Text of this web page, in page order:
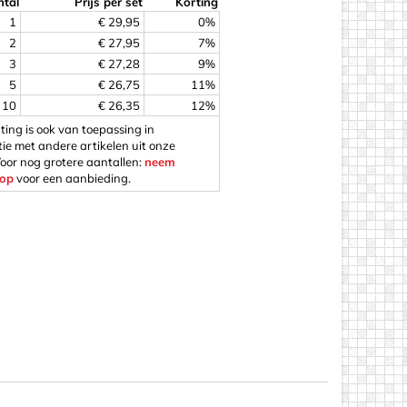
1
€ 29,95
0%
2
€ 27,95
7%
3
€ 27,28
9%
5
€ 26,75
11%
10
€ 26,35
12%
is ook van toepassing in
met andere artikelen uit onze
nog grotere aantallen:neem
voor een aanbieding.